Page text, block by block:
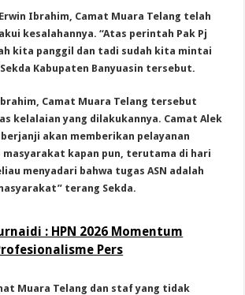
Ibrahim, Camat Muara Telang telah
kesalahannya. “Atas perintah Pak Pj
kita panggil dan tadi sudah kita mintai
Kabupaten Banyuasin tersebut.
Camat Muara Telang tersebut
kelalaian yang dilakukannya. Camat Alek
akan memberikan pelayanan
kapan pun, terutama di hari
menyadari bahwa tugas ASN adalah
terang Sekda.
: HPN 2026 Momentum
Pers
Muara Telang dan staf yang tidak